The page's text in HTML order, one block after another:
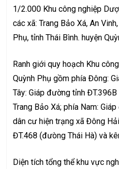
1/2.000 Khu công nghiệp
các xã: Trang Bảo Xá, An
Phụ, tỉnh Thái Bình. huyện
Ranh giới quy hoạch Khu
Quỳnh Phụ gồm phía Đông:
Tây: Giáp đường tỉnh
Trang Bảo Xá; phía Nam:
dân cư hiện trạng xã Đông
ĐT.468 (đưòng Thái Hà) và
Diện tích tổng thể khu vực